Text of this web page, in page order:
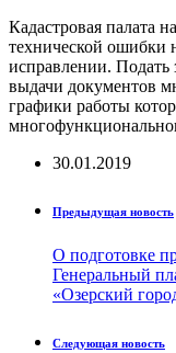
Кадастровая палата
технической ошибки
исправлении.
выдачи документов
графики работы
30.01.2019
Предыдущая новость
О подготовке
Генеральный
«Озерский
Следующая новость